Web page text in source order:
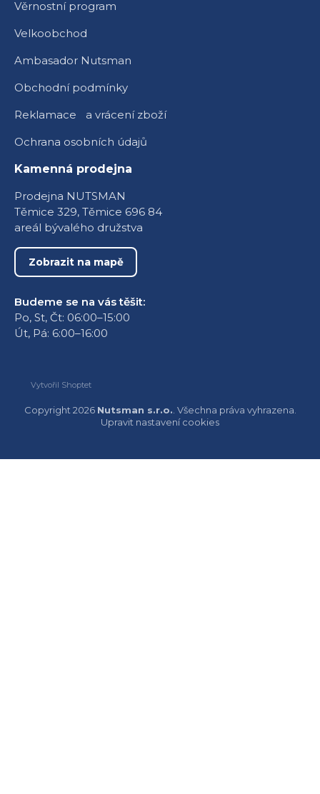
Věrnostní program
Velkoobchod
Ambasador Nutsman
Obchodní podmínky
Reklamace a vrácení zboží
Ochrana osobních údajů
Kamenná prodejna
Prodejna NUTSMAN
Těmice 329, Těmice 696 84
areál bývalého družstva
Zobrazit na mapě
Budeme se na vás těšit:
Po, St, Čt: 06:00–15:00
Út, Pá: 6:00–16:00
Vytvořil Shoptet
Copyright 2026 Nutsman s.r.o. . Všechna práva vyhrazena.
Upravit nastavení cookies